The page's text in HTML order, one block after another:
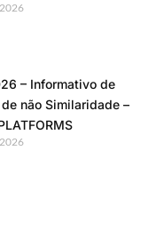
– Informativo de
não Similaridade –